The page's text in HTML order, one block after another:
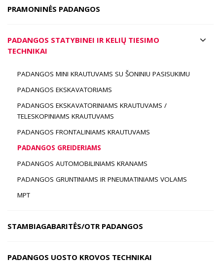
PRAMONINĖS PADANGOS
PADANGOS STATYBINEI IR KELIŲ TIESIMO
TECHNIKAI
PADANGOS MINI KRAUTUVAMS SU ŠONINIU PASISUKIMU
PADANGOS EKSKAVATORIAMS
PADANGOS EKSKAVATORINIAMS KRAUTUVAMS /
TELESKOPINIAMS KRAUTUVAMS
PADANGOS FRONTALINIAMS KRAUTUVAMS
PADANGOS GREIDERIAMS
PADANGOS AUTOMOBILINIAMS KRANAMS
PADANGOS GRUNTINIAMS IR PNEUMATINIAMS VOLAMS
MPT
STAMBIAGABARITĖS/OTR PADANGOS
PADANGOS UOSTO KROVOS TECHNIKAI